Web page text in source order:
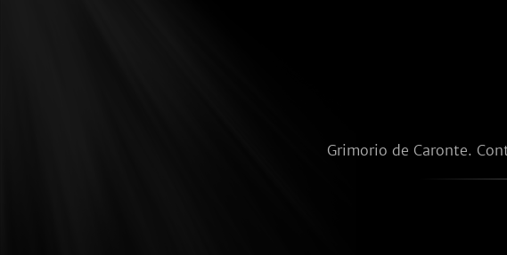
Grimorio de Caronte.